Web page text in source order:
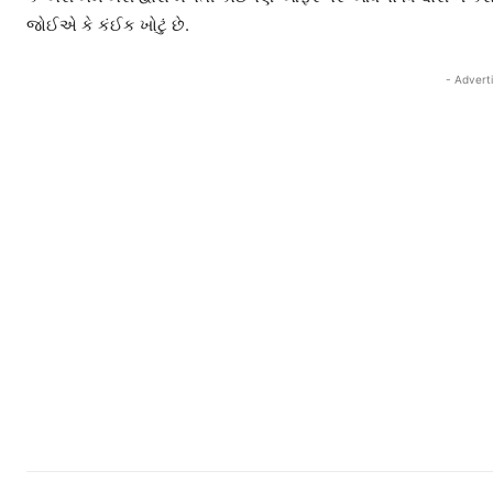
જોઈએ કે કંઈક ખોટું છે.
-